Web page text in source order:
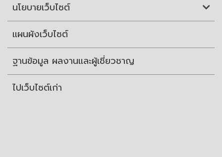
นโยบายเว็บไซต์
แผนผังเว็บไซต์
ฐานข้อมูล ผลงานและผู้เชี่ยวชาญ
ไปเว็บไซต์เก่า